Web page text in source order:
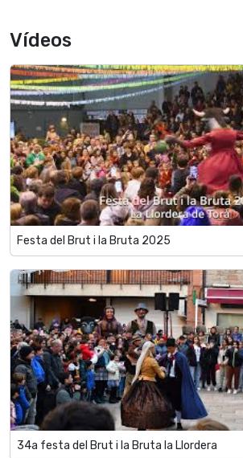
Vídeos
Festa del Brut i la Bruta 2025
34a festa del Brut i la Bruta la Llordera